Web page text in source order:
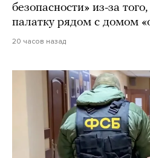
безопасности» из-за
палатку рядом с домом
20 часов назад